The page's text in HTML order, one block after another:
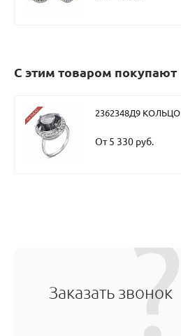
С этим товаром покупают
2362348Д9 КОЛЬЦО
От 5 330 руб.
Заказать звонок